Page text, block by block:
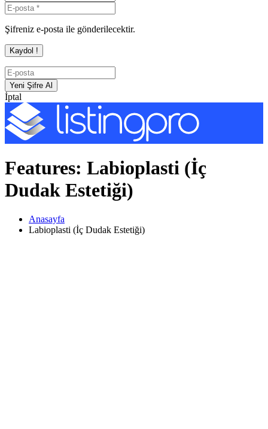
Şifreniz e-posta ile gönderilecektir.
İptal
Features: Labioplasti (İç
Dudak Estetiği)
Anasayfa
Labioplasti (İç Dudak Estetiği)